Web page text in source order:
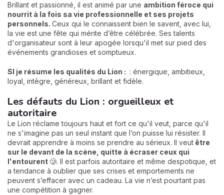
Brillant et passionné, il est animé par une ambition féroce qui
nourrit à la fois sa vie professionnelle et ses projets
personnels. Ceux qui le connaissent bien le savent, avec lui,
la vie est une fête qui mérite d’être célébrée. Ses talents
d'organisateur sont à leur apogée lorsqu'il met sur pied des
événements grandioses et somptueux.
SI je résume les qualités du Lion : : énergique, ambitieux,
loyal, intègre, généreux, brillant et fidèle.
Les défauts du Lion : orgueilleux et
autoritaire
Le Lion réclame toujours haut et fort ce qu'il veut, parce qu'il
ne s'imagine pas un seul instant que l’on puisse lui résister. Il
devrait apprendre à moins se prendre au sérieux. Il veut être
sur le devant de la scène, quitte à écraser ceux qui
l'entourent 🥲. Il est parfois autoritaire et même despotique, et
a tendance à oublier que ses crises et emportements ne
peuvent s’effacer avec un cadeau. La vie n’est pourtant pas
une compétition à gagner.